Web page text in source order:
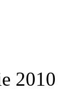
2010